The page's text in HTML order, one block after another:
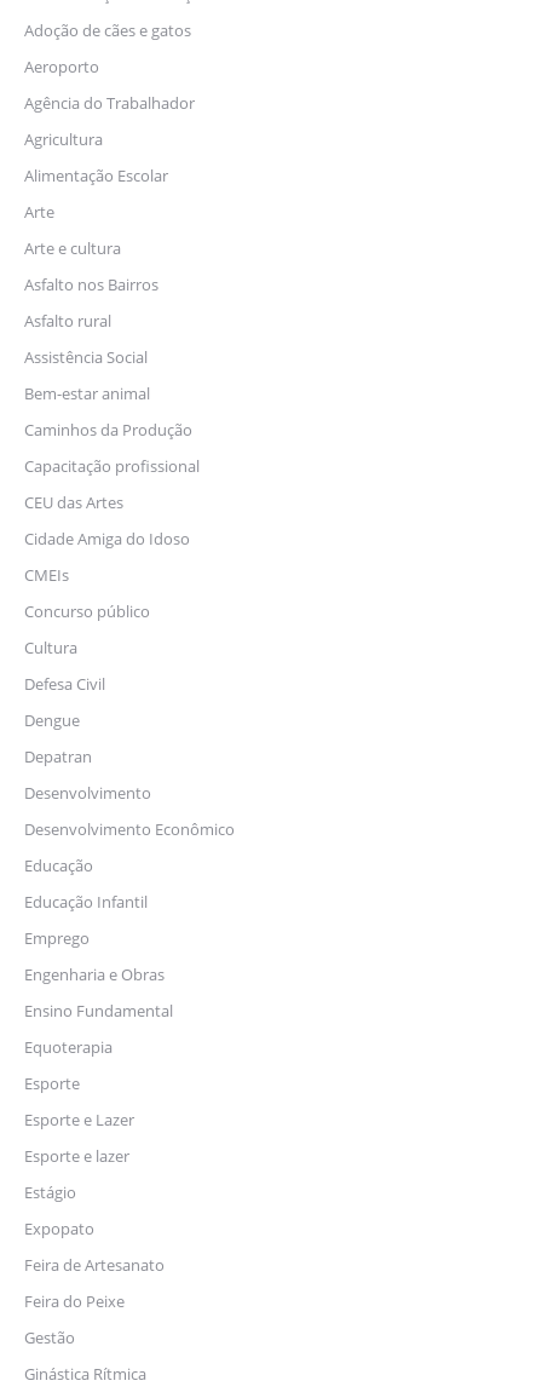
Adoção de cães e gatos
Aeroporto
Agência do Trabalhador
Agricultura
Alimentação Escolar
Arte
Arte e cultura
Asfalto nos Bairros
Asfalto rural
Assistência Social
Bem-estar animal
Caminhos da Produção
Capacitação profissional
CEU das Artes
Cidade Amiga do Idoso
CMEIs
Concurso público
Cultura
Defesa Civil
Dengue
Depatran
Desenvolvimento
Desenvolvimento Econômico
Educação
Educação Infantil
Emprego
Engenharia e Obras
Ensino Fundamental
Equoterapia
Esporte
Esporte e Lazer
Esporte e lazer
Estágio
Expopato
Feira de Artesanato
Feira do Peixe
Gestão
Ginástica Rítmica